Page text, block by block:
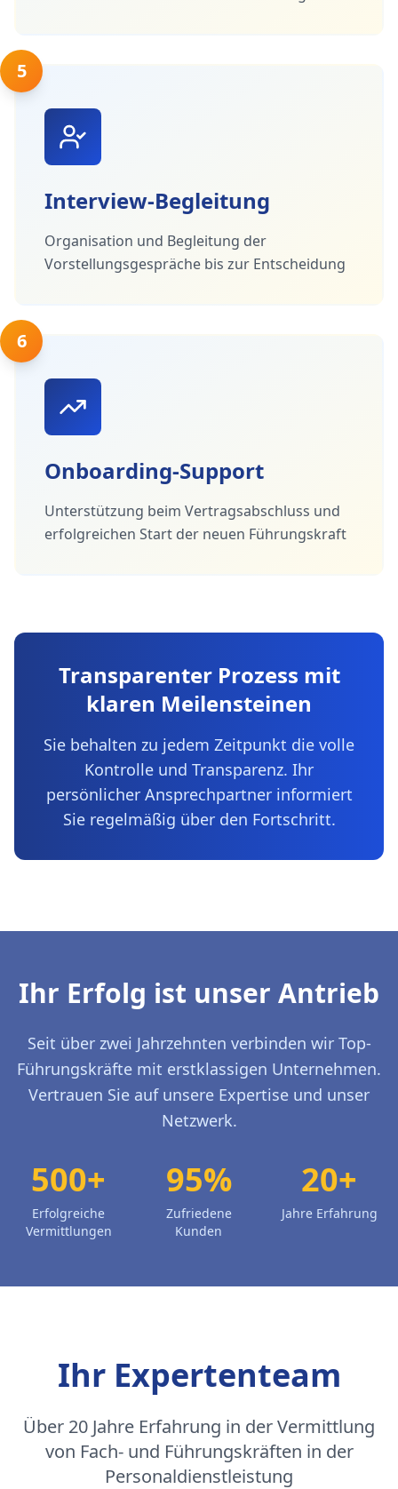
5
Interview-Begleitung
Organisation und Begleitung der
Vorstellungsgespräche bis zur Entscheidung
6
Onboarding-Support
Unterstützung beim Vertragsabschluss und
erfolgreichen Start der neuen Führungskraft
Transparenter Prozess mit
klaren Meilensteinen
Sie behalten zu jedem Zeitpunkt die volle
Kontrolle und Transparenz. Ihr
persönlicher Ansprechpartner informiert
Sie regelmäßig über den Fortschritt.
Ihr Erfolg ist unser Antrieb
Seit über zwei Jahrzehnten verbinden wir Top-
Führungskräfte mit erstklassigen Unternehmen.
Vertrauen Sie auf unsere Expertise und unser
Netzwerk.
500+
Erfolgreiche
Vermittlungen
95%
Zufriedene
Kunden
20+
Jahre Erfahrung
Ihr Expertenteam
Über 20 Jahre Erfahrung in der Vermittlung
von Fach- und Führungskräften in der
Personaldienstleistung